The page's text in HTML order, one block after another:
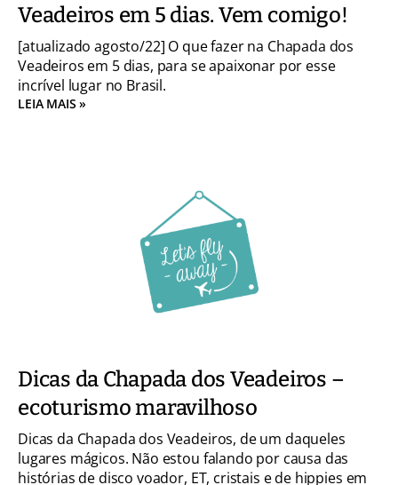
Veadeiros em 5 dias. Vem comigo!
[atualizado agosto/22] O que fazer na Chapada dos
Veadeiros em 5 dias, para se apaixonar por esse
incrível lugar no Brasil.
LEIA MAIS »
Dicas da Chapada dos Veadeiros –
ecoturismo maravilhoso
Dicas da Chapada dos Veadeiros, de um daqueles
lugares mágicos. Não estou falando por causa das
histórias de disco voador, ET, cristais e de hippies em